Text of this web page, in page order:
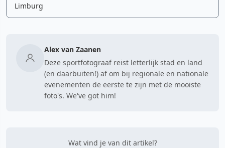
Limburg
Alex van Zaanen
Deze sportfotograaf reist letterlijk stad en land
(en daarbuiten!) af om bij regionale en nationale
evenementen de eerste te zijn met de mooiste
foto's. We've got him!
Wat vind je van dit artikel?